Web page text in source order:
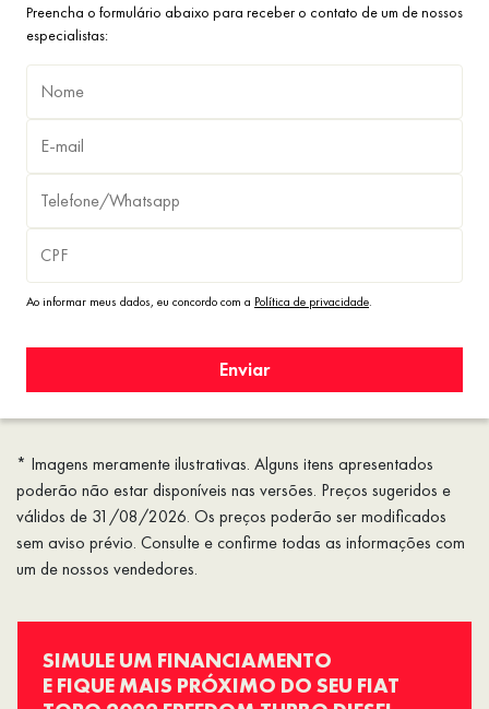
* Imagens meramente ilustrativas. Alguns itens apresentados
poderão não estar disponíveis nas versões. Preços sugeridos e
válidos de 31/08/2026. Os preços poderão ser modificados
sem aviso prévio. Consulte e confirme todas as informações com
um de nossos vendedores.
Preencha o formulário abaixo para receber o contato de um de nossos
especialistas:
Ao informar meus dados, eu concordo com a Política de privacidade.
Enviar
SIMULE UM FINANCIAMENTO
E FIQUE MAIS PRÓXIMO DO SEU FIAT